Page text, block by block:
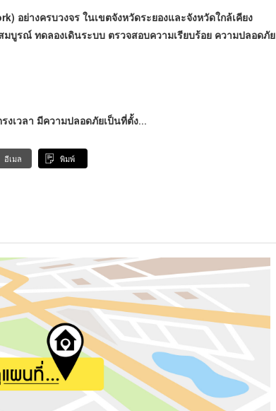
อย่างครบวงจร ในเขตจังหวัดระยองและจังหวัดใกล้เคียง
รณ์ ทดลองเดินระบบ ตรวจสอบความเรียบร้อย ความปลอดภัย
งเวลา มีความปลอดภัยเป็นที่ตั้ง...
อีเมล พิมพ์